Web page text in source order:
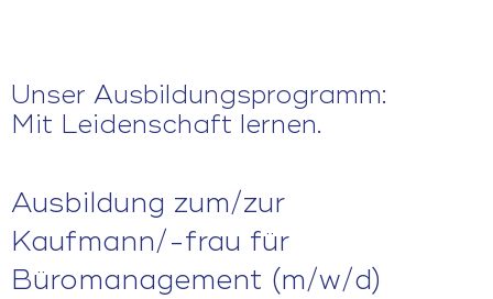
Unser Ausbildungsprogramm:
Mit Leidenschaft lernen.
Ausbildung zum/zur
Kaufmann/-frau für
Büromanagement (m/w/d)